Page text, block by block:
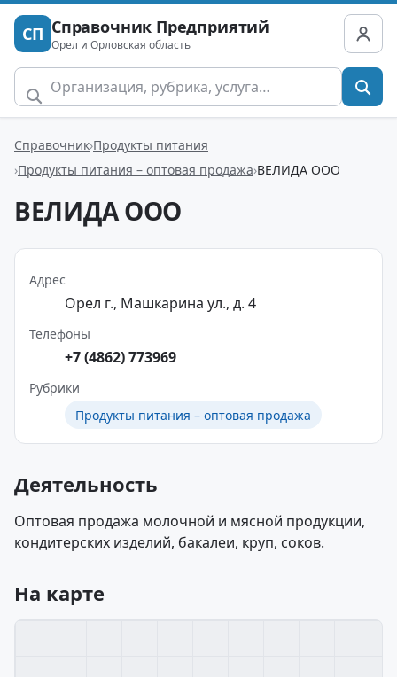
СП Справочник Предприятий
Орел и Орловская область
Справочник Продукты питания
Продукты питания – оптовая продажа ВЕЛИДА ООО
ВЕЛИДА ООО
Адрес
Орел г., Машкарина ул., д. 4
Телефоны
+7 (4862) 773969
Рубрики
Продукты питания – оптовая продажа
Деятельность
Оптовая продажа молочной и мясной продукции,
кондитерских изделий, бакалеи, круп, соков.
На карте